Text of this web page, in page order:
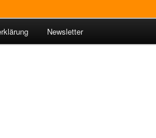
Newsletter